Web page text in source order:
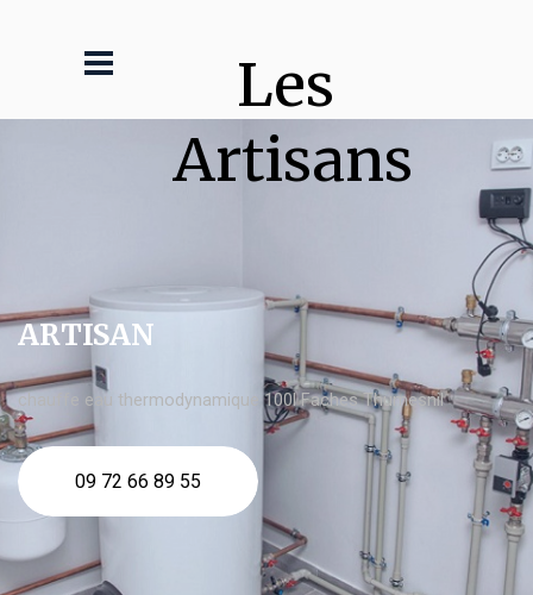
Les
Artisans
ARTISAN
chauffe eau thermodynamique 100l Faches Thumesnil
09 72 66 89 55